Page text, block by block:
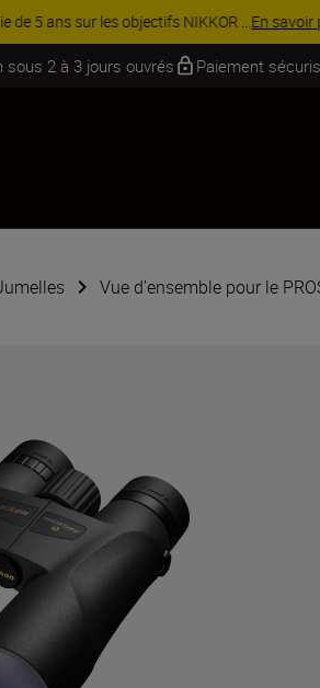
| Équipez-vous davantage et économisez
sous 2 à 3 jours ouvrés Paiement
Vue d’ensemble pour le